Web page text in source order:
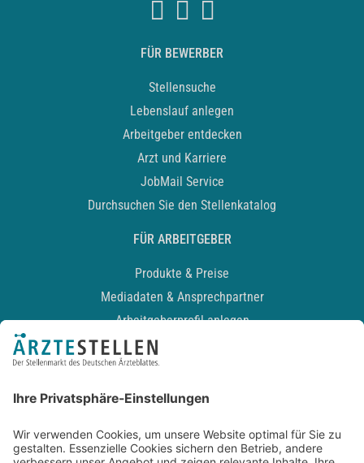
FÜR BEWERBER
Stellensuche
Lebenslauf anlegen
Arbeitgeber entdecken
Arzt und Karriere
JobMail Service
Durchsuchen Sie den Stellenkatalog
FÜR ARBEITGEBER
Produkte & Preise
Mediadaten & Ansprechpartner
Arbeitgeberprofil anlegen
Recruiting-Podcast
Kontakt
Datenschutz